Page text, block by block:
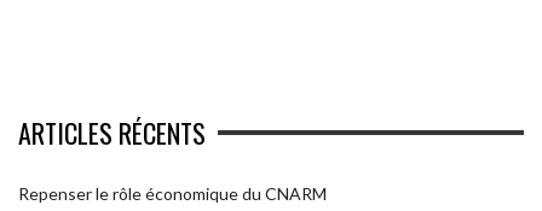
ARTICLES RÉCENTS
Repenser le rôle économique du CNARM